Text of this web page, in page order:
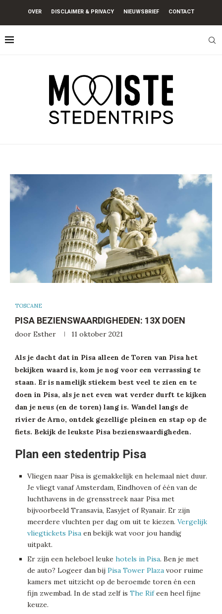
OVER DISCLAIMER & PRIVACY NIEUWSBRIEF CONTACT
TOSCANE
PISA BEZIENSWAARDIGHEDEN: 13X DOEN
door Esther 11 oktober 2021
Als je dacht dat in Pisa alleen de Toren van Pisa het
bekijken waard is, kom je nog voor een verrassing te
staan. Er is namelijk stiekem best veel te zien en te
doen in Pisa, als je net even wat verder durft te kijken
dan je neus (en de toren) lang is. Wandel langs de
rivier de Arno, ontdek gezellige pleinen en stap op de
fiets. Bekijk de leukste Pisa bezienswaardigheden.
Plan een stedentrip Pisa
Vliegen naar Pisa is gemakkelijk en helemaal niet duur.
Je vliegt vanaf Amsterdam, Eindhoven of één van de
luchthavens in de grensstreek naar Pisa met
bijvoorbeeld Transavia, Easyjet of Ryanair. Er zijn
meerdere vluchten per dag om uit te kiezen. Vergelijk
vliegtickets Pisa en bekijk wat voor jou handig
uitpakt.
Er zijn een heleboel leuke hotels in Pisa. Ben je met
de auto? Logeer dan bij Pisa Tower Plaza voor ruime
kamers met uitzicht op de beroemde toren én een
fijn zwembad. In de stad zelf is The Rifeen heel fijne
keuze.